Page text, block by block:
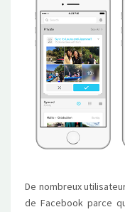
De nombreux
de Facebook parce